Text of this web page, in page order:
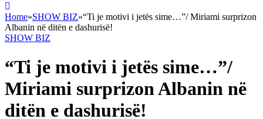
Home»SHOW BIZ»“Ti je motivi i jetës sime…”/ Miriami surprizon
Albanin në ditën e dashurisë!
SHOW BIZ
“Ti je motivi i jetës sime…”/
Miriami surprizon Albanin në
ditën e dashurisë!